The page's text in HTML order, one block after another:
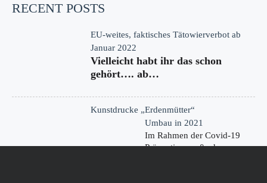
RECENT POSTS
EU-weites, faktisches Tätowierverbot ab
Januar 2022
Vielleicht habt ihr das schon
gehört…. ab…
Kunstdrucke „Erdenmütter“
Umbau in 2021
Im Rahmen der Covid-19
Präventionsmaßnahmen